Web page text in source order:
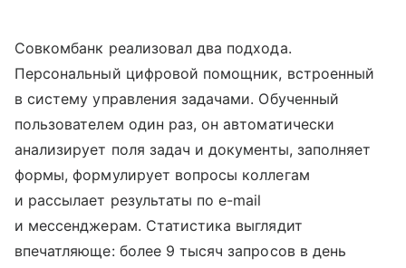
Совкомбанк реализовал два подхода.
Персональный цифровой помощник, встроенный
в систему управления задачами. Обученный
пользователем один раз, он автоматически
анализирует поля задач и документы, заполняет
формы, формулирует вопросы коллегам
и рассылает результаты по e-mail
и мессенджерам. Статистика выглядит
впечатляюще: более 9 тысяч запросов в день